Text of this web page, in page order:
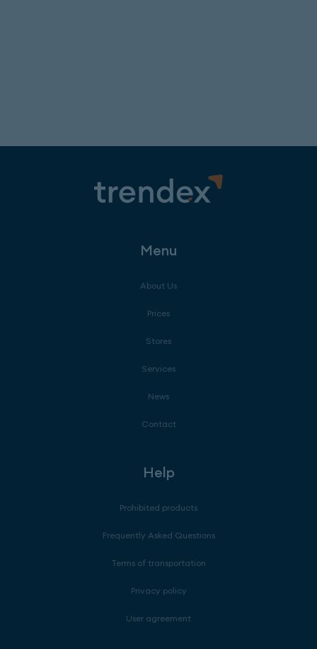
Menu
About Us
Prices
Stores
Services
News
Contact
Help
Prohibited products
Frequently Asked Questions
Terms of transportation
Privacy policy
User agreement